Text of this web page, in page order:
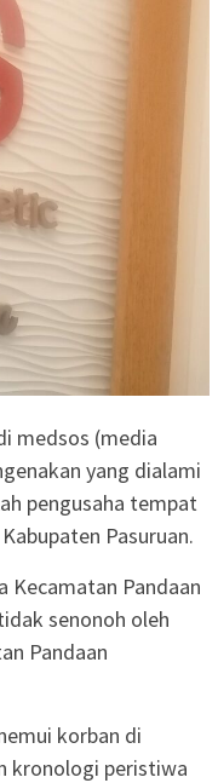
medsos (media
yang dialami
pengusaha tempat
Pasuruan.
Kecamatan Pandaan
senonoh oleh
Pandaan
korban di
kronologi peristiwa